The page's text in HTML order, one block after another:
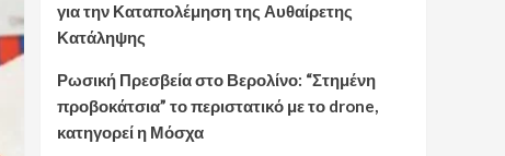
για την Καταπολέμηση της Αυθαίρετης
Κατάληψης
Ρωσική Πρεσβεία στο Βερολίνο: “Στημένη
προβοκάτσια” το περιστατικό με το drone,
κατηγορεί η Μόσχα